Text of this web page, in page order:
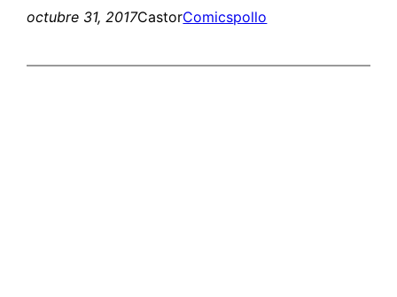
octubre 31, 2017CastorComicspollo